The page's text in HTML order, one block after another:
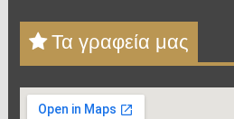
Τα γραφεία μας